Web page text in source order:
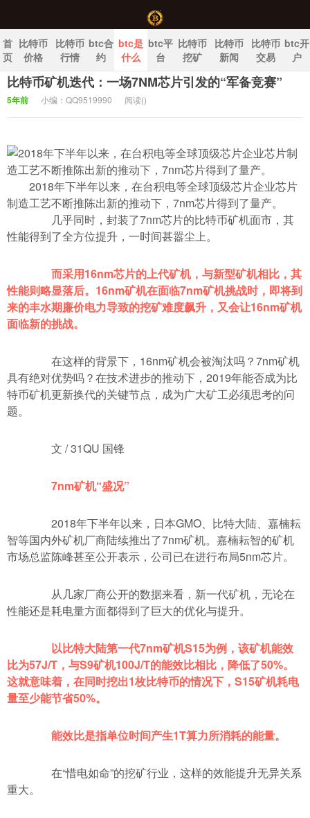
中国比特币官网
首
页
比特币
价格
比特币
行情
btc合
约
btc是
什么
btc平
台
比特币
挖矿
比特币
新闻
比特币
交易
btc开
户
比特币矿机迭代：一场7NM芯片引发的“军备竞赛”
5年前 小编：QQ9519990 阅读()
2018年下半年以来，在台积电等全球顶级芯片企业芯片
制造工艺不断推陈出新的推动下，7nm芯片得到了量产。
几乎同时，封装了7nm芯片的比特币矿机面市，其
性能得到了全方位提升，一时间甚嚣尘上。
而采用16nm芯片的上代矿机，与新型矿机相比，其
性能则略显落后。16nm矿机在面临7nm矿机挑战时，即将到
来的丰水期廉价电力导致的挖矿难度飙升，又会让16nm矿机
面临新的挑战。
在这样的背景下，16nm矿机会被淘汰吗？7nm矿机
具有绝对优势吗？在技术进步的推动下，2019年能否成为比
特币矿机更新换代的关键节点，成为广大矿工必须思考的问
题。
文 / 31QU 国锋
7nm矿机“盛况”
2018年下半年以来，日本GMO、比特大陆、嘉楠耘
智等国内外矿机厂商陆续推出了7nm矿机。嘉楠耘智的矿机
市场总监陈峰甚至公开表示，公司已在进行布局5nm芯片。
从几家厂商公开的数据来看，新一代矿机，无论在
性能还是耗电量方面都得到了巨大的优化与提升。
以比特大陆第一代7nm矿机S15为例，该矿机能效
比为57J/T，与S9矿机100J/T的能效比相比，降低了50%。
这就意味着，在同时挖出1枚比特币的情况下，S15矿机耗电
量至少能节省50%。
能效比是指单位时间产生1T算力所消耗的能量。
在“惜电如命”的挖矿行业，这样的效能提升无异关系
重大。